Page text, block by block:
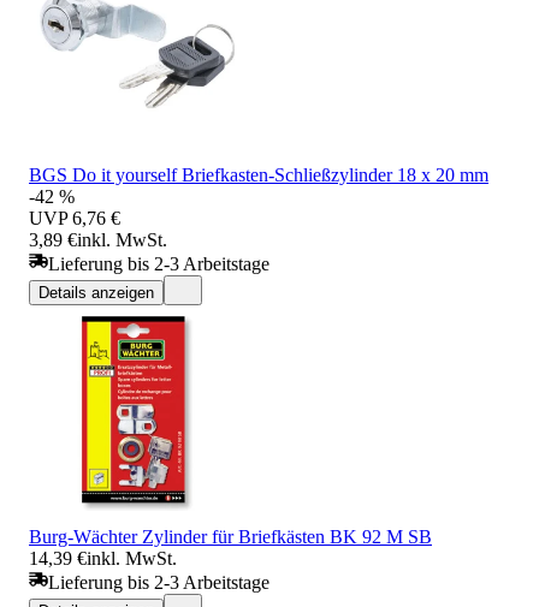
BGS Do it yourself Briefkasten-Schließzylinder 18 x 20 mm
-42 %
UVP 6,76 €
3,89 €inkl. MwSt.
Lieferung bis 2-3 Arbeitstage
Details anzeigen
Burg-Wächter Zylinder für Briefkästen BK 92 M SB
14,39 €inkl. MwSt.
Lieferung bis 2-3 Arbeitstage